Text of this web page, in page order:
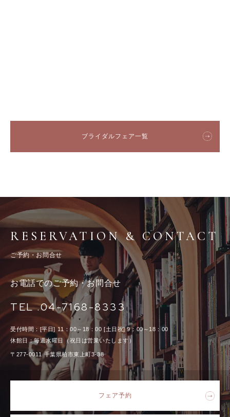
ブライダルフェア一覧
RESERVATION & CONTACT
ご予約・お問合せ
フェア予約
お電話でのご予約・お問合せ
TEL .04-7168-8333
受付時間：[平日] 11：00～18：00 [土日祝] 9：00～18：00
休館日：毎週水曜日（祝日は営業いたします）
〒277-0011 千葉県柏市東上町3-38